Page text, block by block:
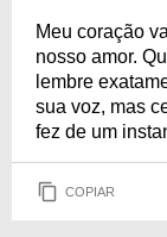
Meu coração
nosso amor.
lembre
sua voz, mas
fez de um
COPIAR